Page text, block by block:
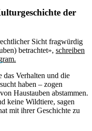
der
Sicht fragwürdig
betrachtet», schreiben
das Verhalten und die
haben – zogen
Haustauben abstammen.
keine Wildtiere, sagen
mit ihrer Geschichte zu